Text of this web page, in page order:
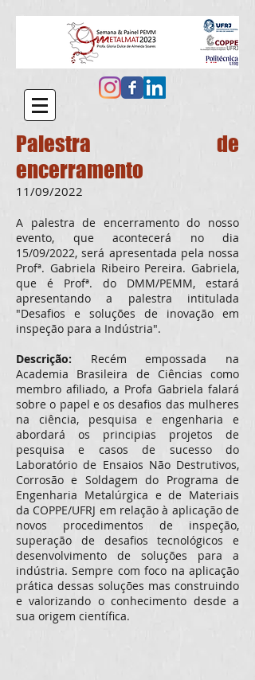
Palestra de
encerramento
11/09/2022
A palestra de encerramento do nosso
evento, que acontecerá no dia
15/09/2022, será apresentada pela nossa
Profª. Gabriela Ribeiro Pereira. Gabriela,
que é Profª. do DMM/PEMM, estará
apresentando a palestra intitulada
"Desafios e soluções de inovação em
inspeção para a Indústria".
Descrição: Recém empossada na
Academia Brasileira de Ciências como
membro afiliado, a Profa Gabriela falará
sobre o papel e os desafios das mulheres
na ciência, pesquisa e engenharia e
abordará os principias projetos de
pesquisa e casos de sucesso do
Laboratório de Ensaios Não Destrutivos,
Corrosão e Soldagem do Programa de
Engenharia Metalúrgica e de Materiais
da COPPE/UFRJ em relação à aplicação de
novos procedimentos de inspeção,
superação de desafios tecnológicos e
desenvolvimento de soluções para a
indústria. Sempre com foco na aplicação
prática dessas soluções mas construindo
e valorizando o conhecimento desde a
sua origem científica.